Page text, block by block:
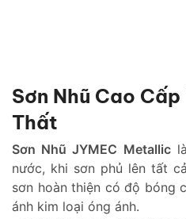
Sơn Nhũ Cao
Thất
Sơn Nhũ JYMEC Metalliclà
nước, khi sơn phủ lên tất
sơn hoàn thiện có độ bóng
ánh kim loại óng ánh.